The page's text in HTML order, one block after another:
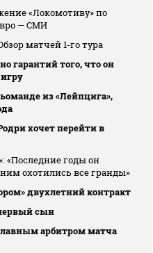
«Локомотиву» по
— СМИ
матчей 1-го тура
гарантий того, что он
из «Лейпцига»,
хочет перейти в
«Последние годы он
охотились все гранды»
двухлетний контракт
сын
арбитром матча